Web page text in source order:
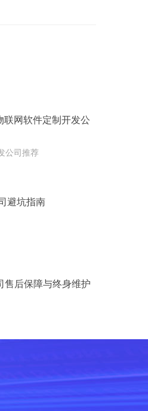
联网软件定制开发公
公司推荐
避坑指南
售后保障与终身维护